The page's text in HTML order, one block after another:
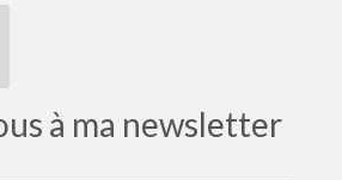
à ma newsletter